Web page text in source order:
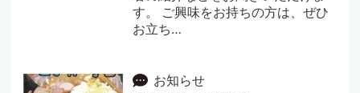
す。 ご興味をお持ちの方は、ぜひ
お立ち…
お知らせ